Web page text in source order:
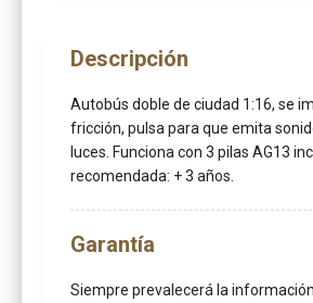
Descripción
Autobús doble de ciudad 1:16, se
fricción, pulsa para que emita
luces. Funciona con 3 pilas AG13
recomendada: + 3 años.
Garantía
Siempre prevalecerá la